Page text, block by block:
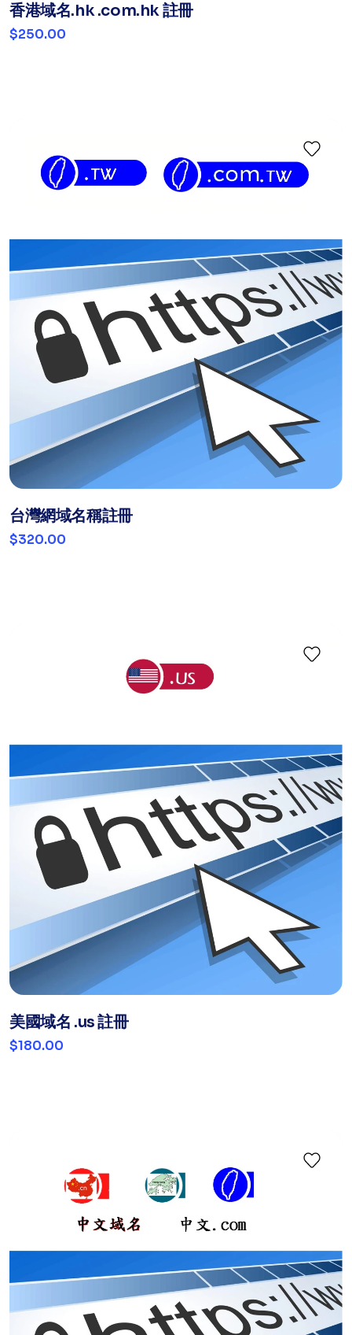
香港域名.hk .com.hk 註冊
$250.00
台灣網域名稱註冊
$320.00
美國域名 .us 註冊
$180.00